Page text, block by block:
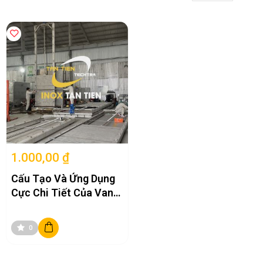
1.000,00 ₫
Cấu Tạo Và Ứng Dụng
Cực Chi Tiết Của Van
0